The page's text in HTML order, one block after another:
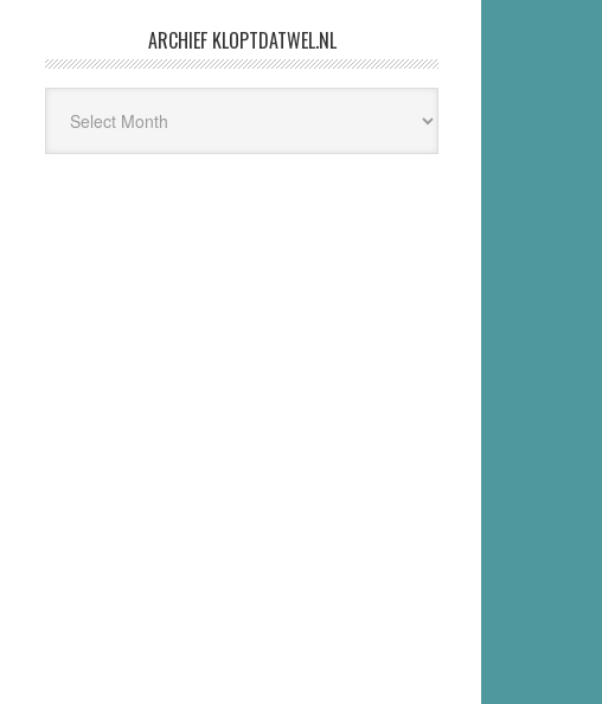
ARCHIEF KLOPTDATWEL.NL
Kloptdatwel.nl